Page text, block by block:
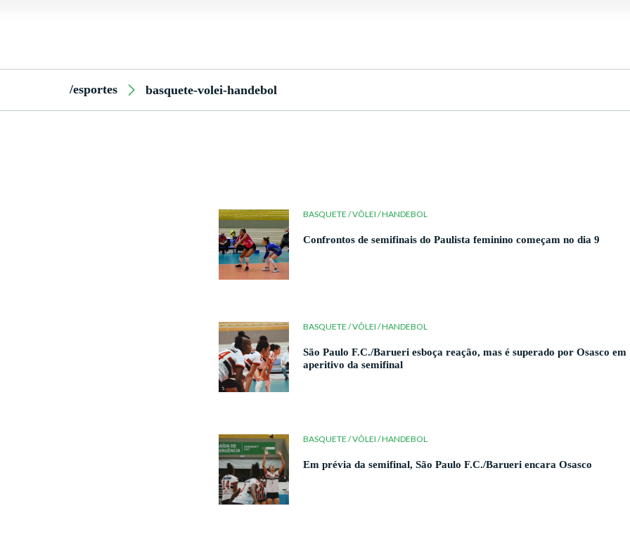
/esportes basquete-volei-handebol
BASQUETE / VÔLEI / HANDEBOL
Confrontos de semifinais do Paulista feminino começam no dia 9
BASQUETE / VÔLEI / HANDEBOL
São Paulo F.C./Barueri esboça reação, mas é superado por Osasco em
aperitivo da semifinal
BASQUETE / VÔLEI / HANDEBOL
Em prévia da semifinal, São Paulo F.C./Barueri encara Osasco